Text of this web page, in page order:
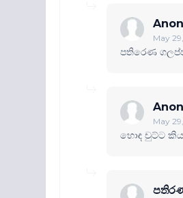
May
පතිරෙණ
May
හොඳ චුට්ට